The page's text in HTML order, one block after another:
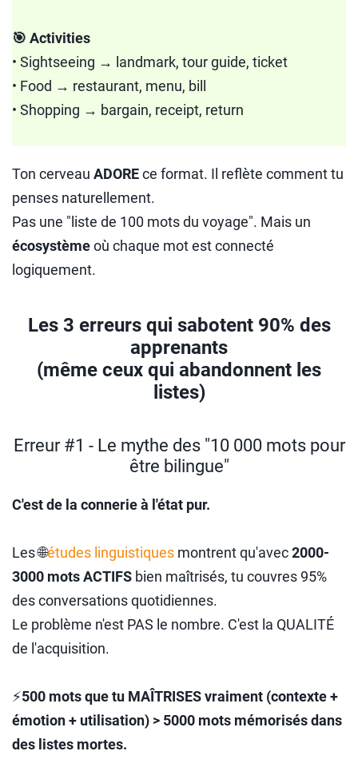
🎯 Activities
• Sightseeing → landmark, tour guide, ticket
• Food → restaurant, menu, bill
• Shopping → bargain, receipt, return
Ton cerveau ADOREce format. Il reflète comment tu
penses naturellement.
Pas une "liste de 100 mots du voyage". Mais un
écosystèmeoù chaque mot est connecté
logiquement.
Les 3 erreurs qui sabotent 90% des
apprenants
(même ceux qui abandonnent les
listes)
Erreur #1 - Le mythe des "10 000 mots pour
être bilingue"
C'est de la connerie à l'état pur.
Les 🌐études linguistiques montrent qu'avec2000-
3000 mots ACTIFS bien maîtrisés, tu couvres 95%
des conversations quotidiennes.
Le problème n'est PAS le nombre. C'est la QUALITÉ
de l'acquisition.
⚡500 mots que tu MAÎTRISES vraiment (contexte +
émotion + utilisation) > 5000 mots mémorisés dans
des listes mortes.